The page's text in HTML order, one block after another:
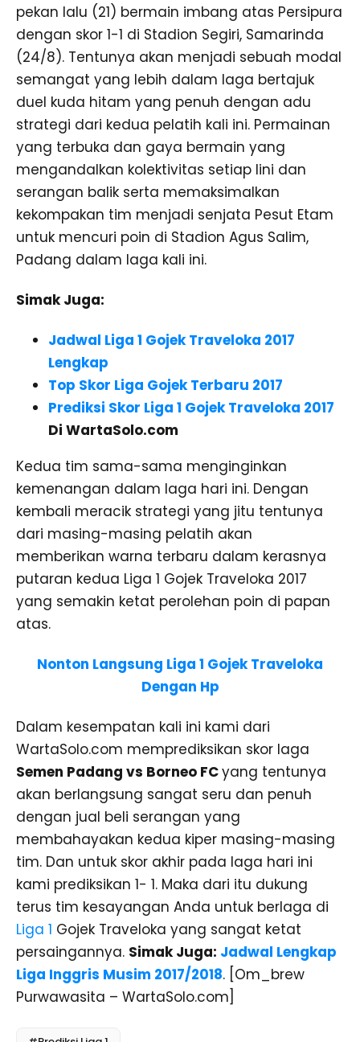
pekan lalu (21) bermain imbang atas Persipura
dengan skor 1-1 di Stadion Segiri, Samarinda
(24/8). Tentunya akan menjadi sebuah modal
semangat yang lebih dalam laga bertajuk
duel kuda hitam yang penuh dengan adu
strategi dari kedua pelatih kali ini. Permainan
yang terbuka dan gaya bermain yang
mengandalkan kolektivitas setiap lini dan
serangan balik serta memaksimalkan
kekompakan tim menjadi senjata Pesut Etam
untuk mencuri poin di Stadion Agus Salim,
Padang dalam laga kali ini.
Simak Juga:
Jadwal Liga 1 Gojek Traveloka 2017
Lengkap
Top Skor Liga Gojek Terbaru 2017
Prediksi Skor Liga 1 Gojek Traveloka 2017
Di WartaSolo.com
Kedua tim sama-sama menginginkan
kemenangan dalam laga hari ini. Dengan
kembali meracik strategi yang jitu tentunya
dari masing-masing pelatih akan
memberikan warna terbaru dalam kerasnya
putaran kedua Liga 1 Gojek Traveloka 2017
yang semakin ketat perolehan poin di papan
atas.
Nonton Langsung Liga 1 Gojek Traveloka
Dengan Hp
Dalam kesempatan kali ini kami dari
WartaSolo.com memprediksikan skor laga
Semen Padang vs Borneo FCyang tentunya
akan berlangsung sangat seru dan penuh
dengan jual beli serangan yang
membahayakan kedua kiper masing-masing
tim. Dan untuk skor akhir pada laga hari ini
kami prediksikan 1- 1. Maka dari itu dukung
terus tim kesayangan Anda untuk berlaga di
Liga 1 Gojek Traveloka yang sangat ketat
persaingannya. Simak Juga: Jadwal Lengkap
Liga Inggris Musim 2017/2018. [Om_brew
Purwawasita – WartaSolo.com]